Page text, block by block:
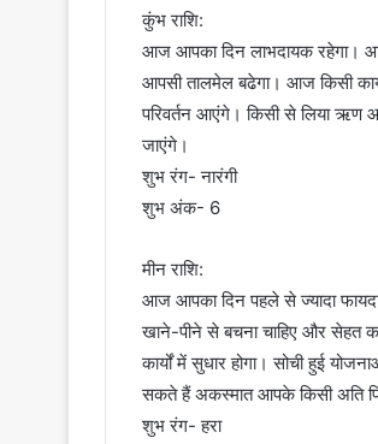
कुंभ राशि:
आज आपका दिन लाभदायक रहेगा।
आपसी तालमेल बढेगा। आज किसी
परिवर्तन आएंगे। किसी से लिया
जाएंगे।
शुभ रंग- नारंगी
शुभ अंक- 6
मीन राशि:
आज आपका दिन पहले से ज्यादा
खाने-पीने से बचना चाहिए और सेहत
कार्यों में सुधार होगा। सोची हुई
सकते हैं अकस्मात आपके किसी अति
शुभ रंग- हरा